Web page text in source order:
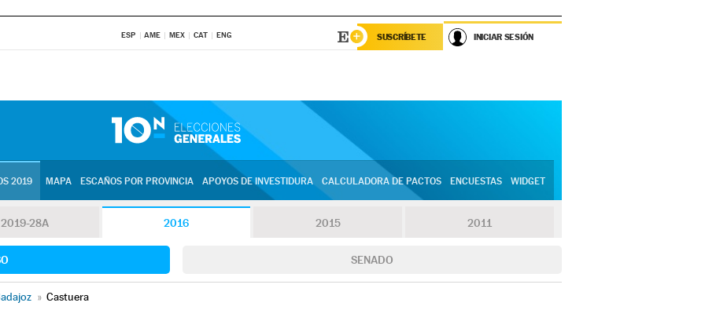
ESP AME MEX CAT ENG SUSCRÍBETE INICIAR SESIÓN
2019 MAPA ESCAÑOS POR PROVINCIA APOYOS DE INVESTIDURA CALCULADORA DE PACTOS ENCUESTAS WIDGET
2019-28A 2016 2015 2011
SENADO
» Castuera